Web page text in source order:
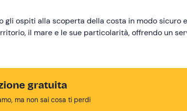
gli ospiti alla scoperta della costa in modo sicuro e
il mare e le sue particolarità, offrendo un
gratuita
ma non sai cosa ti perdi